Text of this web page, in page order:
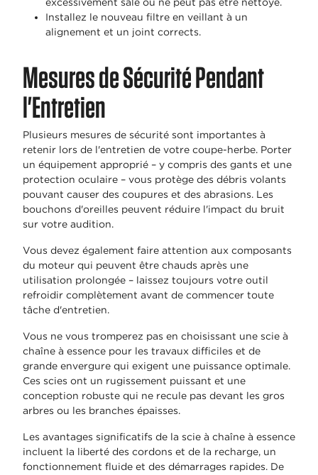
Installez le nouveau filtre en veillant à un
alignement et un joint corrects.
Mesures de Sécurité Pendant
l'Entretien
Plusieurs mesures de sécurité sont importantes à
retenir lors de l'entretien de votre coupe-herbe. Porter
un équipement approprié – y compris des gants et une
protection oculaire – vous protège des débris volants
pouvant causer des coupures et des abrasions. Les
bouchons d'oreilles peuvent réduire l'impact du bruit
sur votre audition.
Vous devez également faire attention aux composants
du moteur qui peuvent être chauds après une
utilisation prolongée – laissez toujours votre outil
refroidir complètement avant de commencer toute
tâche d'entretien.
Vous ne vous tromperez pas en choisissant une scie à
chaîne à essence pour les travaux difficiles et de
grande envergure qui exigent une puissance optimale.
Ces scies ont un rugissement puissant et une
conception robuste qui ne recule pas devant les gros
arbres ou les branches épaisses.
Les avantages significatifs de la scie à chaîne à essence
incluent la liberté des cordons et de la recharge, un
fonctionnement fluide et des démarrages rapides. De